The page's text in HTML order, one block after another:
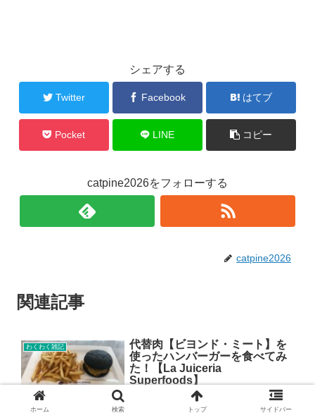
シェアする
Twitter Facebook はてブ
Pocket LINE コピー
catpine2026をフォローする
catpine2026
関連記事
わくわく雑記
代替肉【ビヨンド・ミート】を
使ったハンバーガーを食べてみ
た！【La Juiceria
Superfoods】
こんにちは！ 先日以前から気になってた代替肉ビヨンド・ミート
ホーム 検索 トップ サイドバー